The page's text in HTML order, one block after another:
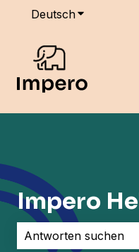
Deutsch
Impero